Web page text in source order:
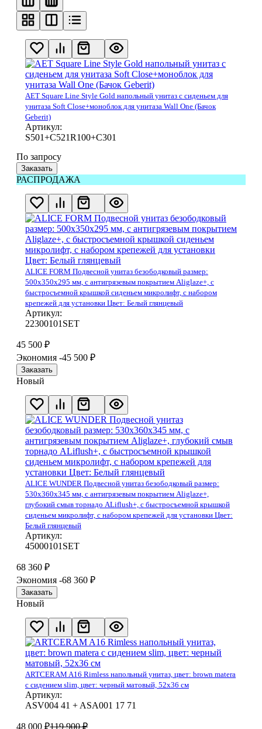
AET Square Line Style Gold напольный унитаз с сиденьем для
унитаза Soft Close+моноблок для унитаза Wall One (Бачок
Geberit)
Артикул:
S501+C521R100+C301
По запросу
Заказать
РАСПРОДАЖА
ALICE FORM Подвесной унитаз безободковый размер:
500х350х295 мм, с антигрязевым покрытием Aliglaze+, с
быстросъемной крышкой сиденьем микролифт, с набором
крепежей для установки Цвет: Белый глянцевый
Артикул:
22300101SET
45 500 ₽
Экономия -45 500 ₽
Заказать
Новый
ALICE WUNDER Подвесной унитаз безободковый размер:
530х360х345 мм, с антигрязевым покрытием Aliglaze+,
глубокий смыв торнадо ALiflush+, с быстросъемной крышкой
сиденьем микролифт, с набором крепежей для установки Цвет:
Белый глянцевый
Артикул:
45000101SET
68 360 ₽
Экономия -68 360 ₽
Заказать
Новый
ARTCERAM A16 Rimless напольный унитаз, цвет: brown matera
с сидением slim, цвет: черный матовый, 52х36 см
Артикул:
ASV004 41 + ASA001 17 71
48 000 ₽119 900 ₽